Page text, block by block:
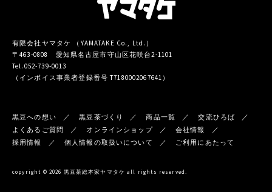
有限会社ヤマタケ （YAMATAKE Co., Ltd.）
〒463-0808 愛知県名古屋市守山区花咲台2-1101
Tel.052-739-0013
（インボイス事業者登録番号 T7180002067641）
黒豆への想い 黒豆茶づくり 商品一覧
交流ひろば
よくあるご質問
オンラインショップ
会社情報
採用情報
個人情報の取扱いについて ご利用にあたって
copyright © 2026 黒豆茶総本家ヤマタケ all rights reserved.